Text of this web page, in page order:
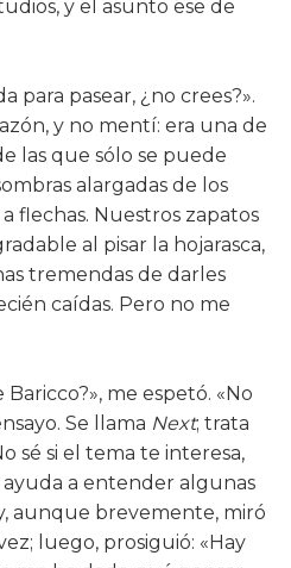
y el asunto ese de
para pasear, ¿no crees?».
y no mentí: era una de
las que sólo se puede
alargadas de los
flechas. Nuestros zapatos
al pisar la hojarasca,
tremendas de darles
caídas. Pero no me
me espetó. «No
Se llama Next; trata
sé si el tema te interesa,
ayuda a entender algunas
aunque brevemente, miró
luego, prosiguió: «Hay